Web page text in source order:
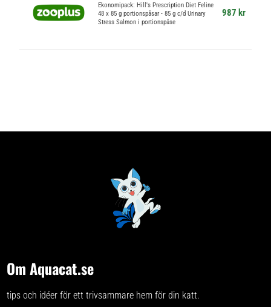
Ekonomipack: Hill's Prescription Diet Feline
48 x 85 g portionspåsar - 85 g c/d Urinary
Stress Salmon i portionspåse
987 kr
Om Aquacat.se
tips och idéer för ett trivsammare hem för din katt.